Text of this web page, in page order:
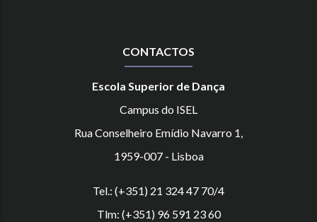
CONTACTOS
Escola Superior de Dança
Campus do ISEL
Rua Conselheiro Emídio Navarro 1,
1959-007 - Lisboa
Tel.: (+351) 21 324 47 70/4
Tlm: (+351) 96 591 23 60